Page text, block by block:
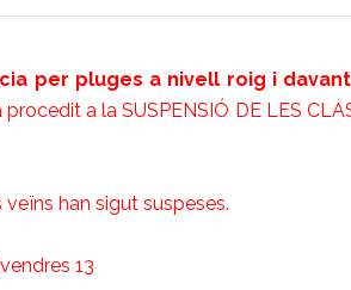
per pluges a nivell roig i
procedit a la SUSPENSIÓ DE LES
han sigut suspeses.
13